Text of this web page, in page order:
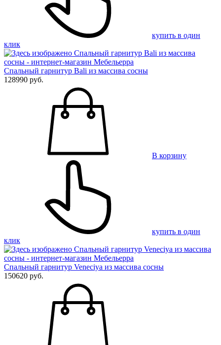
купить в один
клик
Спальный гарнитур Bali из массива сосны
128990 руб.
В корзину
купить в один
клик
Спальный гарнитур Veneciya из массива сосны
150620 руб.